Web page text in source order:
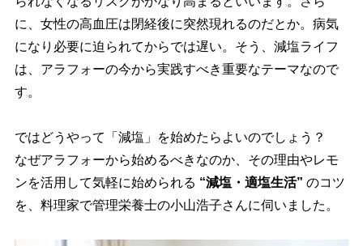
に、女性の高血圧は閉経後に突然現れるのだとか。病気
になり必要に迫られてからでは遅い。そう、減塩ライフ
は、アラフォーの今から実践すべき重要なテーマなので
す。
ではどうやって「減塩」を始めたらよいのでしょう？
なぜアラフォーから始めるべきなのか、その理由やレモ
ンを活用して気軽に始められる “減塩・適塩生活” のコツ
を、料理家で管理栄養士の小山浩子さんに伺いました。